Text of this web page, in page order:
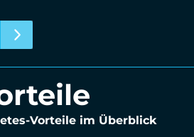
Vorteile im Überblick